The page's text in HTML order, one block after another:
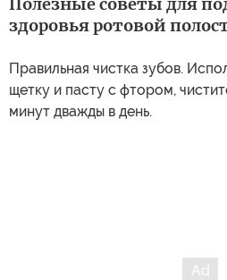
здоровья ротовой
Правильная чистка зубов.
щетку и пасту с фтором,
минут дважды в день.